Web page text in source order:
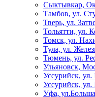
Сыктывкар,
Тамбов, ул.
Тверь, ул.
Тольятти, ул.
Томск, ул.
Тула, ул.
Тюмень, ул.
Ульяновск,
Уссурийск, ул.
Уссурийск, ул.
Уфа,